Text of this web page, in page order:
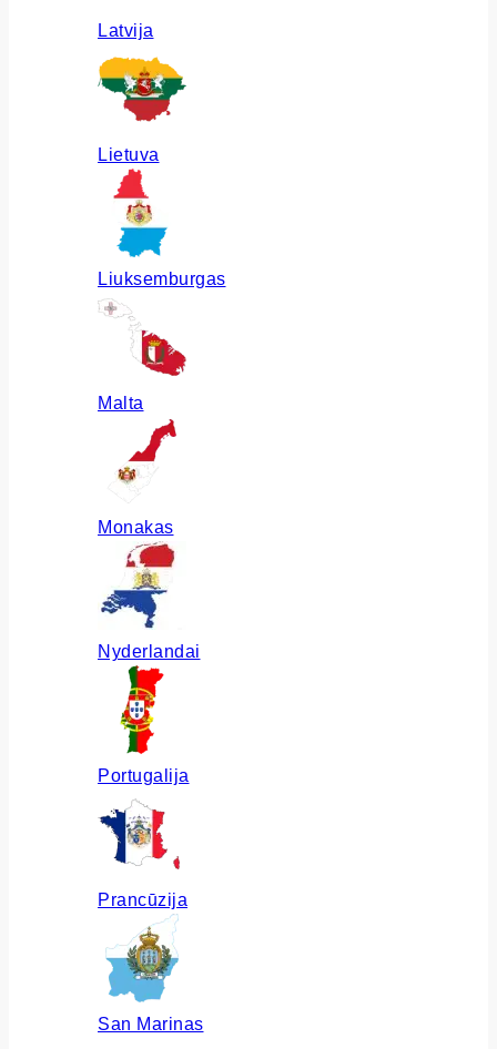
Latvija
Lietuva
Liuksemburgas
Malta
Monakas
Nyderlandai
Portugalija
Prancūzija
San Marinas